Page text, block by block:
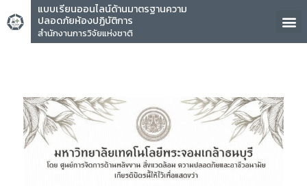
แบบเรียนออนไลน์ด้านมาตรฐานความ
ปลอดภัยห้องปฏิบัติการ
สำนักงานการวิจัยแห่งชาติ